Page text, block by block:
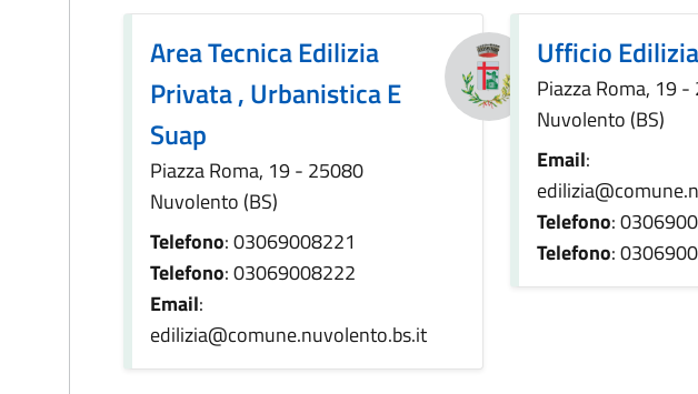
Area Tecnica Edilizia
Privata , Urbanistica E
Suap
Piazza Roma, 19 - 25080
Nuvolento (BS)
Telefono: 03069008221
Telefono: 03069008222
Email:
edilizia@comune.nuvolento.bs.it
Ufficio
Piazza Roma, 19
Nuvolento (BS)
Email:
Telefono:
Telefono: